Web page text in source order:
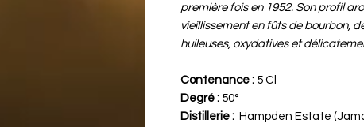
première fois en 1952. Son profil
vieillissement en fûts de bourbon,
huileuses, oxydatives et
Contenance : 5 Cl
Degré : 50°
Distillerie : Hampden Estate